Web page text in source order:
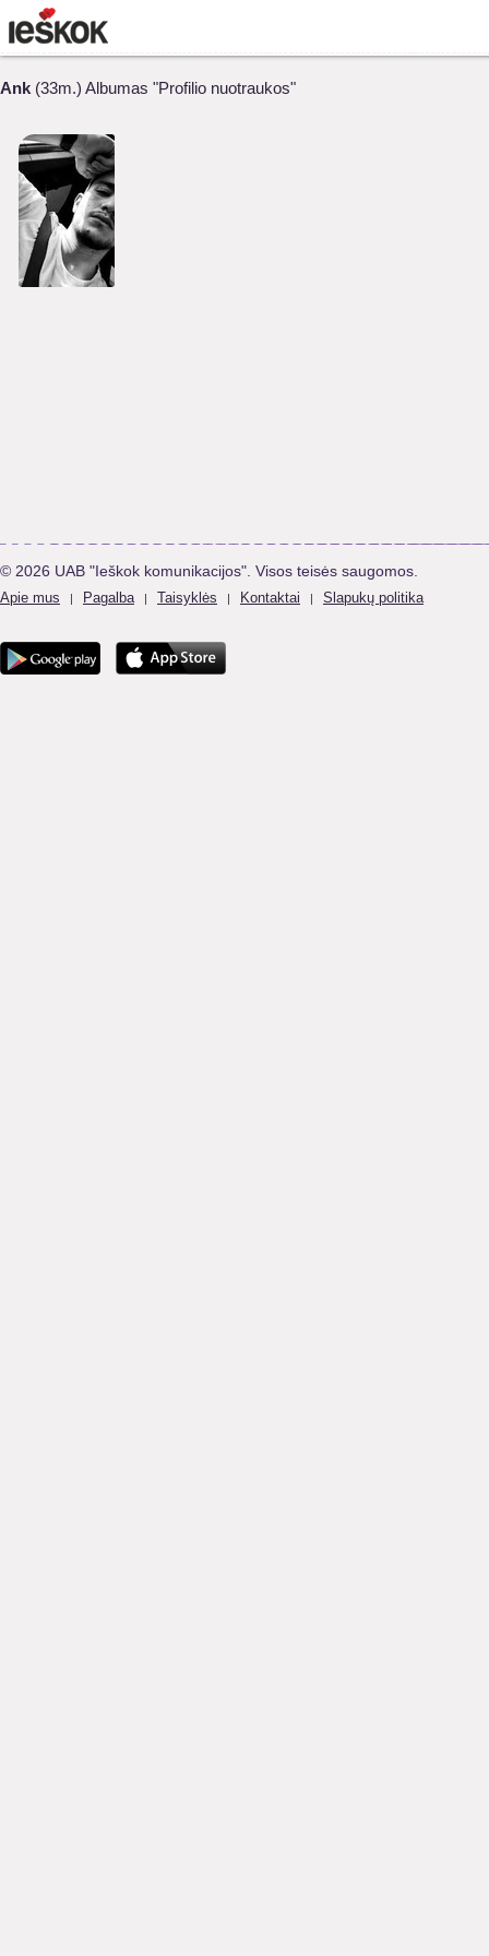
Ank (33m.) Albumas "Profilio nuotraukos"
© 2026 UAB "Ieškok komunikacijos". Visos teisės saugomos.
Apie mus | Pagalba | Taisyklės | Kontaktai | Slapukų politika